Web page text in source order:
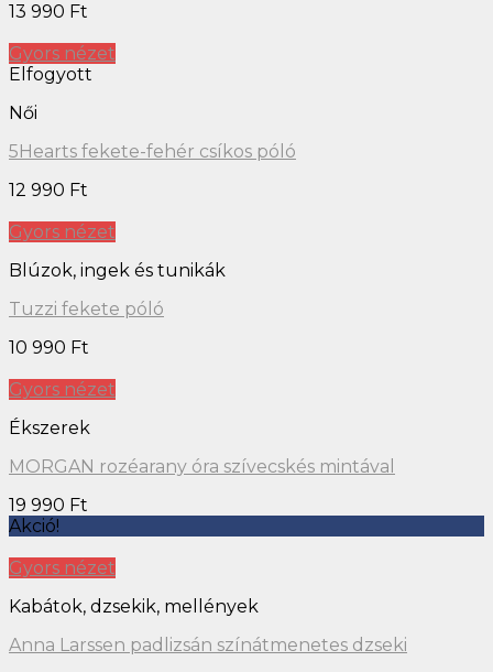
13 990 Ft
Gyors nézet
Elfogyott
Női
5Hearts fekete-fehér csíkos póló
12 990 Ft
Gyors nézet
Blúzok, ingek és tunikák
Tuzzi fekete póló
10 990 Ft
Gyors nézet
Ékszerek
MORGAN rozéarany óra szívecskés mintával
19 990 Ft
Akció!
Gyors nézet
Kabátok, dzsekik, mellények
Anna Larssen padlizsán színátmenetes dzseki